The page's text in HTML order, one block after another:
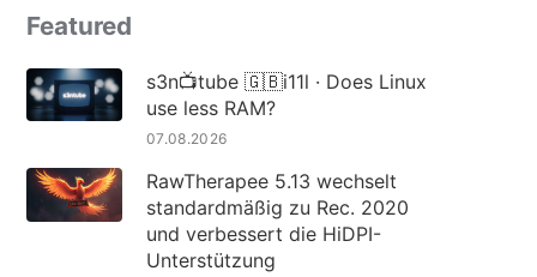
Featured
s3n📺tube 🇬🇧i11l · Does Linux
use less RAM?
07.08.2026
RawTherapee 5.13 wechselt
standardmäßig zu Rec. 2020
und verbessert die HiDPI-
Unterstützung